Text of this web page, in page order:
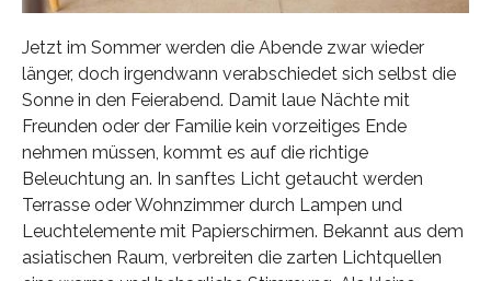
Jetzt im Sommer werden die Abende zwar wieder
länger, doch irgendwann verabschiedet sich selbst die
Sonne in den Feierabend. Damit laue Nächte mit
Freunden oder der Familie kein vorzeitiges Ende
nehmen müssen, kommt es auf die richtige
Beleuchtung an. In sanftes Licht getaucht werden
Terrasse oder Wohnzimmer durch Lampen und
Leuchtelemente mit Papierschirmen. Bekannt aus dem
asiatischen Raum, verbreiten die zarten Lichtquellen